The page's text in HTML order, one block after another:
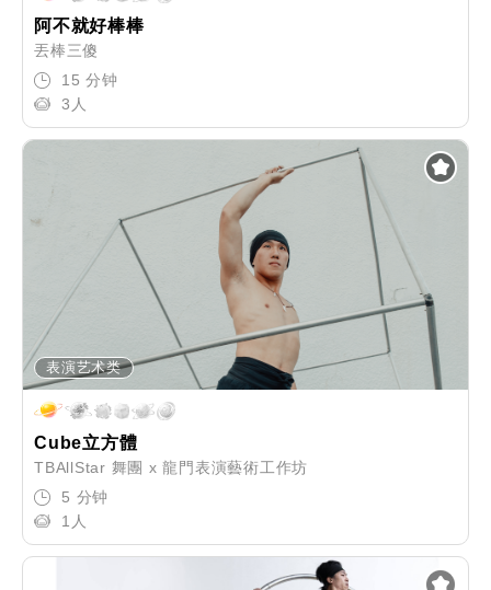
阿不就好棒棒
丟棒三傻
15 分钟
3人
表演艺术类
Cube立方體
TBAllStar 舞團 x 龍門表演藝術工作坊
5 分钟
1人